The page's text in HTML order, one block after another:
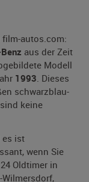
film-autos.com:
aus der Zeit
Modell
1993. Dieses
schwarzblau-
keine
es ist
wenn Sie
Oldtimer in